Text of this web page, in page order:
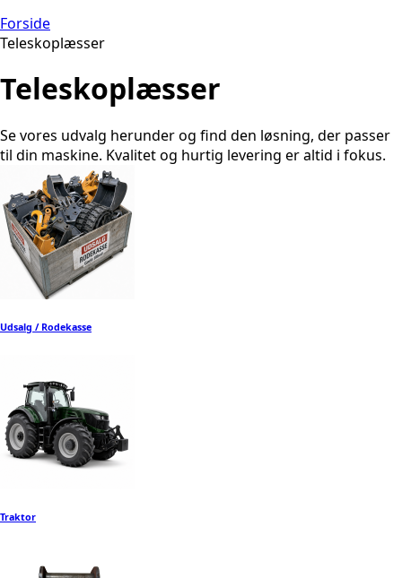
Forside
Teleskoplæsser
Teleskoplæsser
Se vores udvalg herunder og find den løsning, der passer
til din maskine. Kvalitet og hurtig levering er altid i fokus.
Udsalg / Rodekasse
Traktor